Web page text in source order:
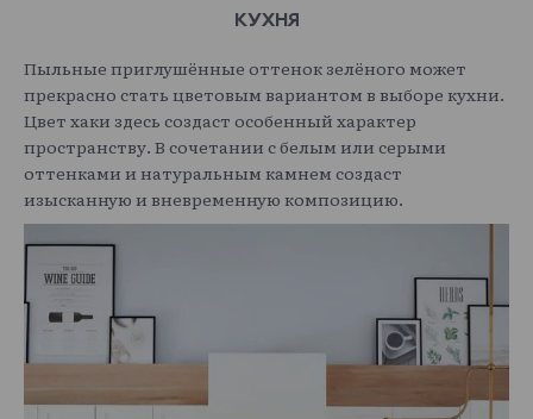
КУХНЯ
Пыльные приглушённые оттенок зелёного может
прекрасно стать цветовым вариантом в выборе кухни.
Цвет хаки здесь создаст особенный характер
пространству. В сочетании с белым или серыми
оттенками и натуральным камнем создаст
изысканную и вневременную композицию.